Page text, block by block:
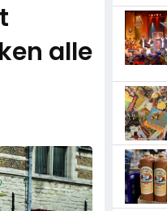
alle